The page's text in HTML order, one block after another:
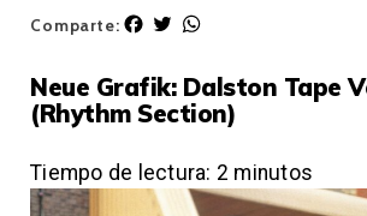
Comparte:
F
e
b
o
k
T
t
t
r
t
s
p
p
Neue Grafik: Dalston Tape
(Rhythm Section)
Tiempo de lectura: 2 minutos